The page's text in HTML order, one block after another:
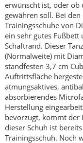
erwünscht ist, oder ob
gewähren soll. Bei
Trainingsschuhe von
ein sehr gutes Fußbett
Schaftrand. Dieser
(Normalweite) mit
standfesten 3,7 cm
Auftrittsfläche
atmungsaktives,
absorbierendes
Herstellung
bevorzugt, kommt der
dieser Schuh ist
Trainingsschuh. Noch